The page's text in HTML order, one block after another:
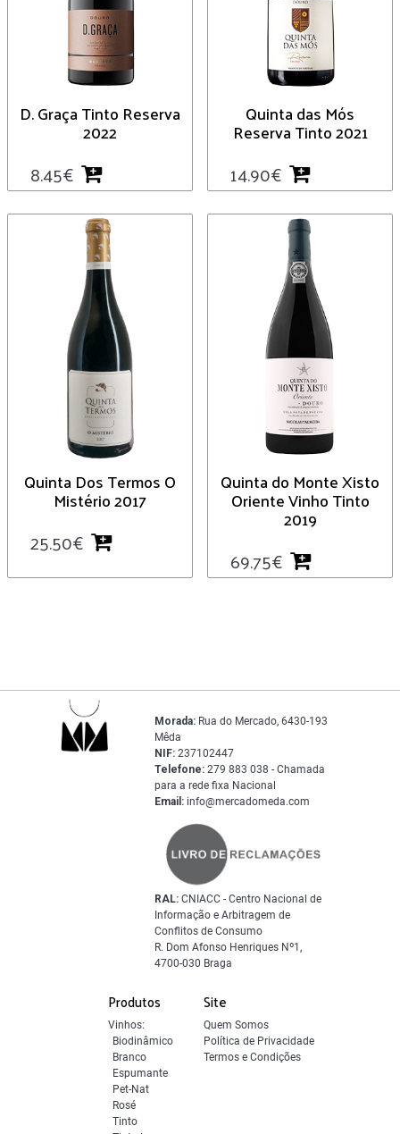
D. Graça Tinto Reserva
2022
8.45€
Quinta das Mós
Reserva Tinto 2021
14.90€
Quinta Dos Termos O
Mistério 2017
25.50€
Quinta do Monte Xisto
Oriente Vinho Tinto
2019
69.75€
Produtos
Vinhos:
Biodinâmico
Branco
Espumante
Pet-Nat
Rosé
Tinto
Site
Quem Somos
Política de Privacidade
Termos e Condições
Morada: Rua do Mercado, 6430-193
Mêda
NIF: 237102447
Telefone: 279 883 038 - Chamada
para a rede fixa Nacional
Email: info@mercadomeda.com
RAL: CNIACC - Centro Nacional de
Informação e Arbitragem de
Conflitos de Consumo
R. Dom Afonso Henriques Nº1,
4700-030 Braga